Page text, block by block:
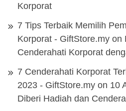
Korporat
7 Tips Terbaik Memilih
Korporat - GiftStore.my on
Cenderahati Korporat
7 Cenderahati Korporat
2023 - GiftStore.my on 10
Diberi Hadiah dan